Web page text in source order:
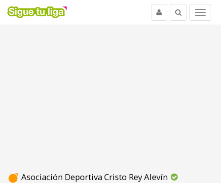
Menu
Buscar
Usuario
Asociación Deportiva Cristo Rey Alevín